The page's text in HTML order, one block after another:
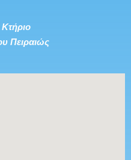
Κτήριο
Πειραιώς